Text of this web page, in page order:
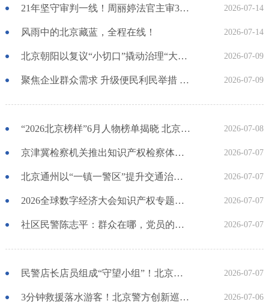
21年坚守审判一线！周丽婷法官主审3000余案件，带领支部啃下无数“硬骨头” 2026-07-14
风雨中的北京藏蓝，全程在线！ 2026-07-14
北京朝阳以复议“小切口”撬动治理“大文章” 重构渠道实质解纷 以案促治赋能发展 2026-07-09
聚焦企业群众需求 升级便民利民举措 北京持续深化公安行政管理服务改革 2026-07-09
“2026北京榜样”6月人物榜单揭晓 北京政法系统3人入选！ 2026-07-08
京津冀检察机关推出知识产权检察体系化协同履职机制 发布一批护航数字经济发展典型案例 2026-07-07
北京通州以“一镇一警区”提升交通治理质效 2026-07-07
2026全球数字经济大会知识产权专题论坛成功举办 2026-07-07
社区民警陈志平：群众在哪，党员的光就亮在哪 2026-07-07
民警店长店员组成“守望小组”！北京东城重点商业街区启动“警商守望”平安共治机制 2026-07-07
3分钟救援落水游客！北京警方创新巡控模式守护城市夜间平安 2026-07-06